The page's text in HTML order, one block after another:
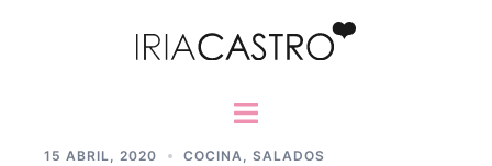
Alternar
15 ABRIL, 2020 COCINA SALADOS